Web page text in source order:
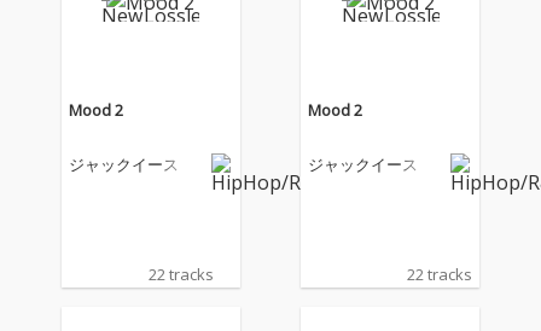
Mood 2
ジャックイース
22 tracks
Mood 2
ジャックイース
22 tracks